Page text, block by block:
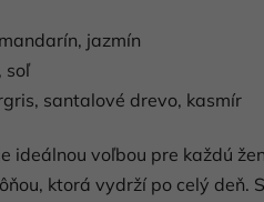
jazmín
soľ
santalové drevo, kasmír
ideálnou voľbou pre každú
ktorá vydrží po celý deň.